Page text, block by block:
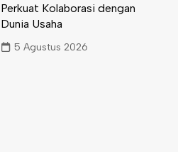
Perkuat Kolaborasi dengan
Dunia Usaha
5 Agustus 2026